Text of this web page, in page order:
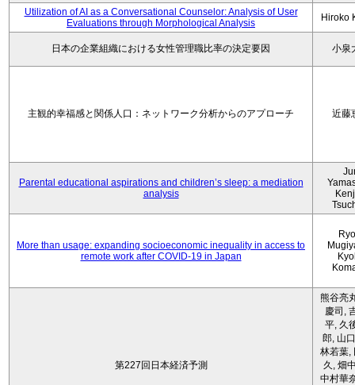
Utilization of AI as a Conversational Counselor: Analysis of User
Evaluations through Morphological Analysis
Hiroko
日本の企業組織における女性管理職比率の決定要因 小泉
主観的幸福感と関係人口：ネットワーク分析からのアプローチ 近藤
Parental educational aspirations and children’s sleep: a mediation
analysis
More than usage: expanding socioeconomic inequality in access to
remote work after COVID-19 in Japan
第227回日本経済予測
熊谷亮
慶司,
平, 久
郎, 山
林若葉,
久, 畑
中村華